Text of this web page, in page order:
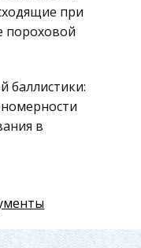
при
пороховой
баллистики:
в
орудий, ракет,